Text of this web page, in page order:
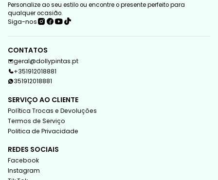
Personalize ao seu estilo ou encontre o presente perfeito para
qualquer ocasião.
Siga-nos
CONTATOS
geral@dollypintas.pt
+351912018881
351912018881
SERVIÇO AO CLIENTE
Política Trocas e Devoluções
Termos de Serviço
Politica de Privacidade
REDES SOCIAIS
Facebook
Instagram